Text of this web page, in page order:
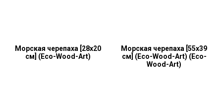
Морская черепаха [28x20
см] (Eco-Wood-Art)
Морская черепаха [55x39
см] (Eco-Wood-Art) (Eco-
Wood-Art)